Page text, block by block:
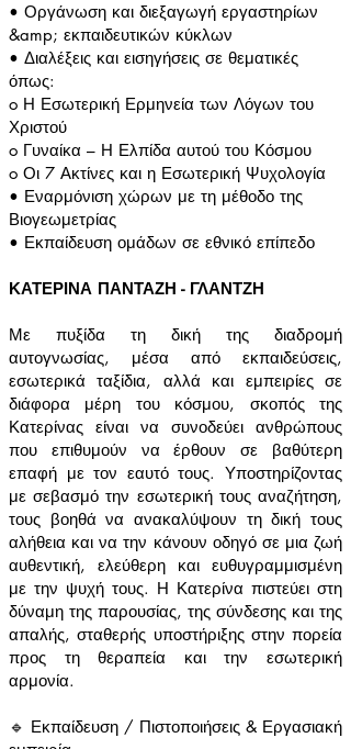
• Οργάνωση και διεξαγωγή εργαστηρίων
&amp; εκπαιδευτικών κύκλων
• Διαλέξεις και εισηγήσεις σε θεματικές
όπως:
o Η Εσωτερική Ερμηνεία των Λόγων του
Χριστού
o Γυναίκα – Η Ελπίδα αυτού του Κόσμου
o Οι 7 Ακτίνες και η Εσωτερική Ψυχολογία
• Εναρμόνιση χώρων με τη μέθοδο της
Βιογεωμετρίας
• Εκπαίδευση ομάδων σε εθνικό επίπεδο
ΚΑΤΕΡΙΝΑ ΠΑΝΤΑΖΗ - ΓΛΑΝΤΖΗ
Με πυξίδα τη δική της διαδρομή
αυτογνωσίας, μέσα από εκπαιδεύσεις,
εσωτερικά ταξίδια, αλλά και εμπειρίες σε
διάφορα μέρη του κόσμου, σκοπός της
Κατερίνας είναι να συνοδεύει ανθρώπους
που επιθυμούν να έρθουν σε βαθύτερη
επαφή με τον εαυτό τους. Υποστηρίζοντας
με σεβασμό την εσωτερική τους αναζήτηση,
τους βοηθά να ανακαλύψουν τη δική τους
αλήθεια και να την κάνουν οδηγό σε μια ζωή
αυθεντική, ελεύθερη και ευθυγραμμισμένη
με την ψυχή τους. Η Κατερίνα πιστεύει στη
δύναμη της παρουσίας, της σύνδεσης και της
απαλής, σταθερής υποστήριξης στην πορεία
προς τη θεραπεία και την εσωτερική
αρμονία.
🔹 Εκπαίδευση / Πιστοποιήσεις & Εργασιακή